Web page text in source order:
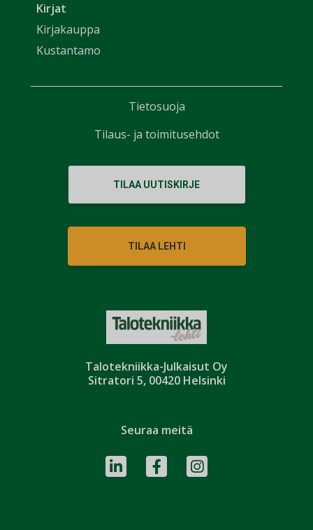
Talotekniikka-Julkaisut Oy
Sitratori 5, 00420 Helsinki
Kirjat
Kirjakauppa
Kustantamo
TILAA UUTISKIRJE
TILAA LEHTI
Seuraa meitä
Tietosuoja
Tilaus- ja toimitusehdot